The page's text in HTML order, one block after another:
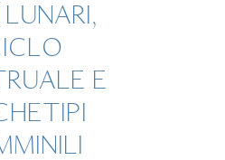
LUNARI,
E